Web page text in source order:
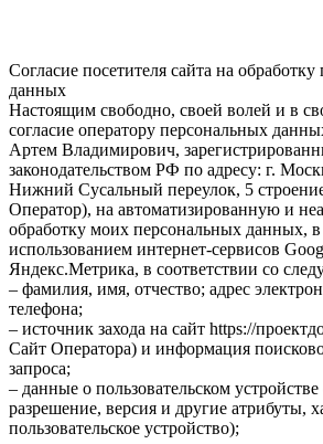
Согласие посетителя сайта на
данных
Настоящим свободно, своей волей и в
согласие оператору персональных
Артем Владимирович,
законодательством РФ по адресу: г.
Нижний Сусальный переулок, 5
Оператор), на автоматизированную и
обработку моих персональных данных,
использованием интернет-сервисов
Яндекс.Метрика, в соответствии со
– фамилия, имя, отчество; адрес
телефона;
– источник захода на сайт https://
Сайт Оператора) и информация
запроса;
– данные о пользовательском
разрешение, версия и другие атрибуты,
пользовательское устройство);